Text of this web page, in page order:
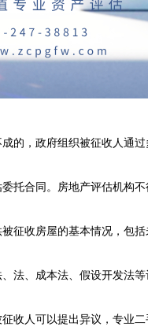
的，政府组织被征收人通
托合同。房地产评估机构
征收房屋的基本情况，包
法、成本法、假设开发法
收人可以提出异议， 专业